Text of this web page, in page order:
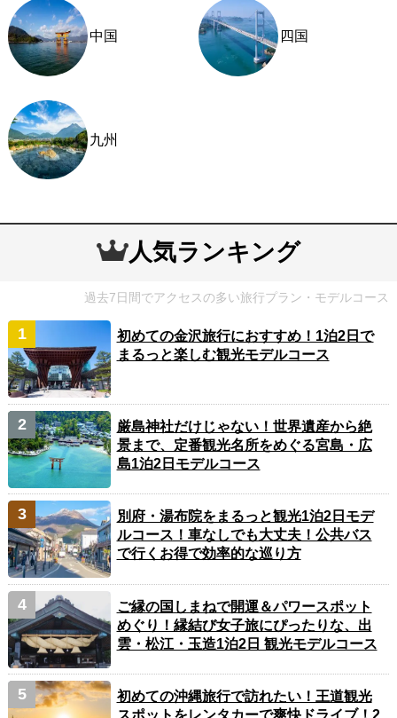
中国 四国
九州
人気ランキング
過去7日間でアクセスの多い旅行プラン・モデルコース
初めての金沢旅行におすすめ！1泊2日で
まるっと楽しむ観光モデルコース
厳島神社だけじゃない！世界遺産から絶
景まで、定番観光名所をめぐる宮島・広
島1泊2日モデルコース
別府・湯布院をまるっと観光1泊2日モデ
ルコース！車なしでも大丈夫！公共バス
で行くお得で効率的な巡り方
ご縁の国しまねで開運＆パワースポット
めぐり！縁結び女子旅にぴったりな、出
雲・松江・玉造1泊2日 観光モデルコース
初めての沖縄旅行で訪れたい！王道観光
スポットをレンタカーで爽快ドライブ！2